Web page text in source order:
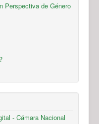
Perspectiva de Género
- Cámara Nacional